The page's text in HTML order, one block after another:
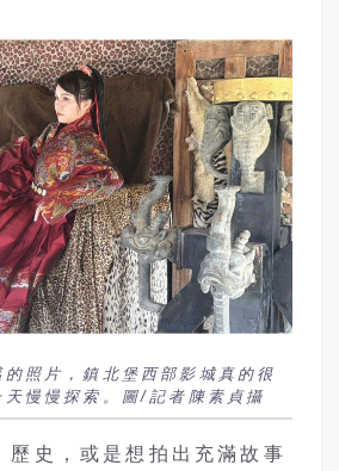
照片，鎮北堡西部影城真的很
天慢慢探索。圖/記者陳素貞攝
歷史，或是想拍出充滿故事